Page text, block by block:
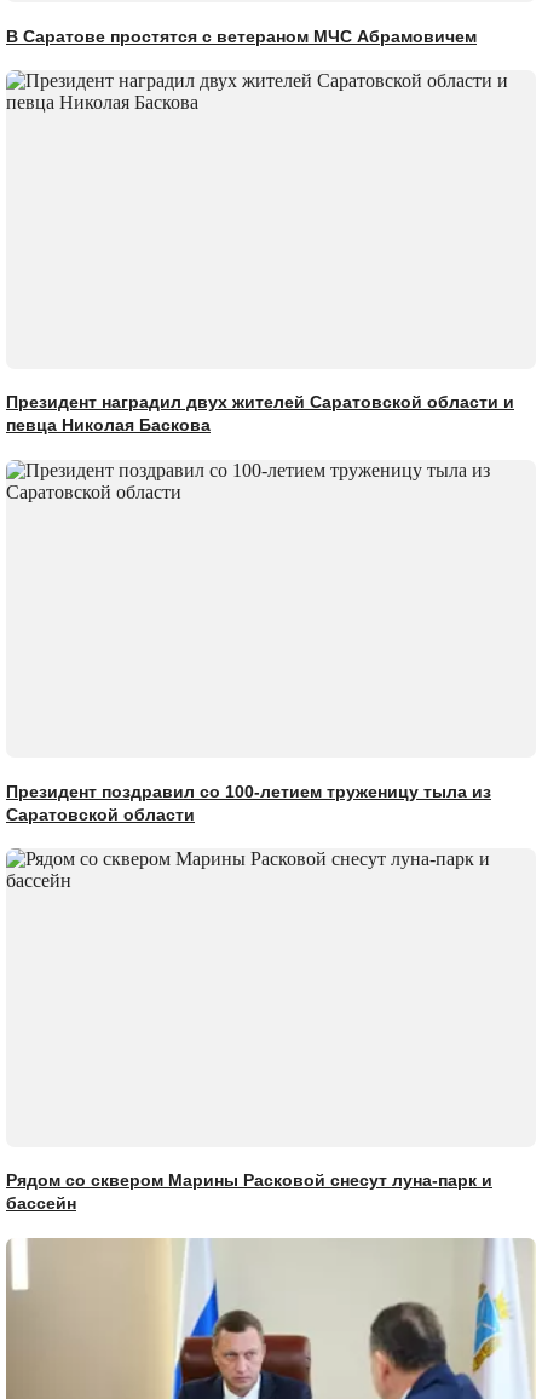
В Саратове простятся с ветераном МЧС Абрамовичем
Президент наградил двух жителей Саратовской области и
певца Николая Баскова
Президент поздравил со 100-летием труженицу тыла из
Саратовской области
Рядом со сквером Марины Расковой снесут луна-парк и
бассейн